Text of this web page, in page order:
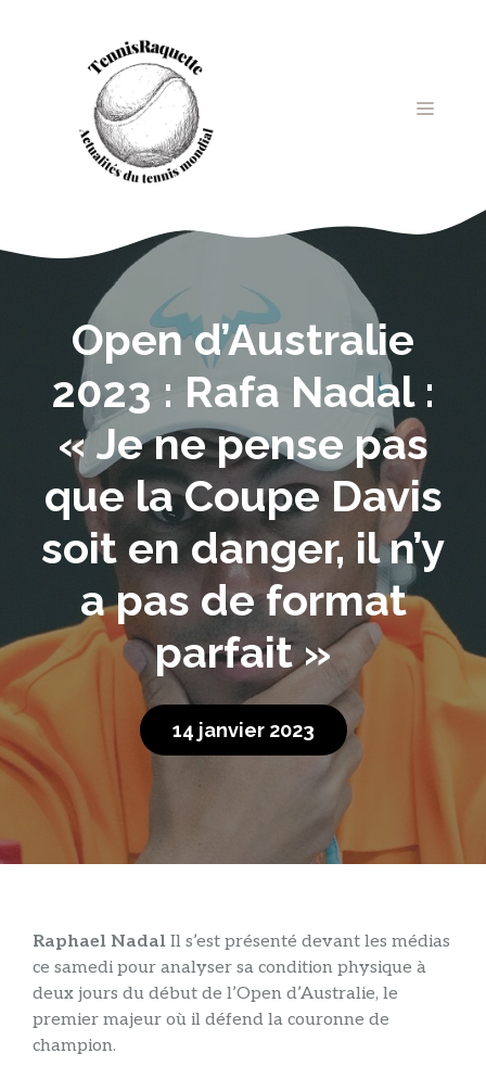
MENU
Open d’Australie
2023 : Rafa Nadal :
« Je ne pense pas
que la Coupe Davis
soit en danger, il n’y
a pas de format
parfait »
14 janvier 2023
Raphael Nadal Il s’est présenté devant les médias
ce samedi pour analyser sa condition physique à
deux jours du début de l’Open d’Australie, le
premier majeur où il défend la couronne de
champion.